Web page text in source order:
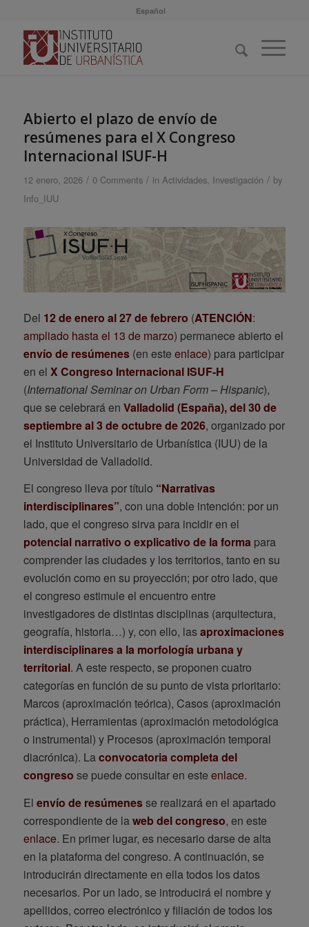
Español
Abierto el plazo de envío de
resúmenes para el X Congreso
Internacional ISUF-H
12 enero, 2026 / 0 Comments / in Actividades, Investigación / by
Info_IUU
Del 12 de enero al 27 de febrero (ATENCIÓN:
ampliado hasta el 13 de marzo) permanece abierto el
envío de resúmenes(en este enlace) para participar
en el X Congreso Internacional ISUF-H
(International Seminar on Urban Form – Hispanic),
que se celebrará en Valladolid (España), del 30 de
septiembre al 3 de octubre de 2026, organizado por
el Instituto Universitario de Urbanística (IUU) de la
Universidad de Valladolid.
El congreso lleva por título “Narrativas
interdisciplinares”, con una doble intención: por un
lado, que el congreso sirva para incidir en el
potencial narrativo o explicativo de la forma para
comprender las ciudades y los territorios, tanto en su
evolución como en su proyección; por otro lado, que
el congreso estimule el encuentro entre
investigadores de distintas disciplinas (arquitectura,
geografía, historia…) y, con ello, lasaproximaciones
interdisciplinares a la morfología urbana y
territorial. A este respecto, se proponen cuatro
categorías en función de su punto de vista prioritario:
Marcos (aproximación teórica), Casos (aproximación
práctica), Herramientas (aproximación metodológica
o instrumental) y Procesos (aproximación temporal
diacrónica). Laconvocatoria completa del
congreso se puede consultar en este enlace.
El envío de resúmenesse realizará en el apartado
correspondiente de laweb del congreso, en este
enlace. En primer lugar, es necesario darse de alta
en la plataforma del congreso. A continuación, se
introducirán directamente en ella todos los datos
necesarios. Por un lado, se introducirá el nombre y
apellidos, correo electrónico y filiación de todos los